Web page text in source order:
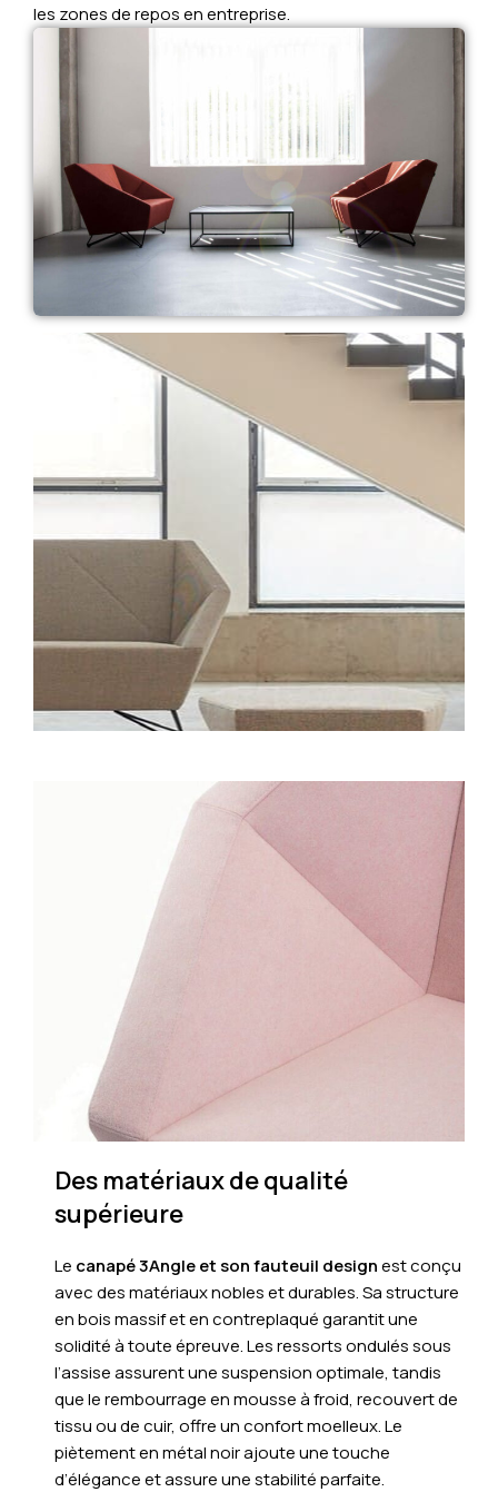
les zones de repos en entreprise.
Des matériaux de qualité
supérieure
Le canapé 3Angle et son fauteuil designest conçu
avec des matériaux nobles et durables. Sa structure
en bois massif et en contreplaqué garantit une
solidité à toute épreuve. Les ressorts ondulés sous
l’assise assurent une suspension optimale, tandis
que le rembourrage en mousse à froid, recouvert de
tissu ou de cuir, offre un confort moelleux. Le
piètement en métal noir ajoute une touche
d’élégance et assure une stabilité parfaite.